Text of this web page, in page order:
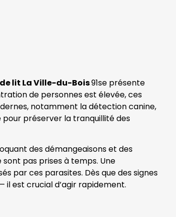
lit La Ville-du-Bois91se présente
de personnes est élevée, ces
notamment la détection canine,
préserver la tranquillité des
des démangeaisons et des
pas prises à temps. Une
par ces parasites. Dès que des signes
il est crucial d’agir rapidement.